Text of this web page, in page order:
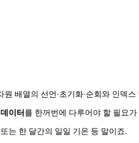
배열의 선언·초기화·순회와 인덱
이터 를 한꺼번에 다루어야 할 필요가
는 한 달간의 일일 기온 등 말이죠.